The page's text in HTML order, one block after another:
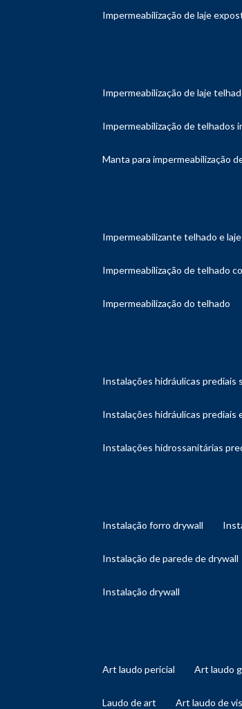
impermeabilização de laje
impermeabilização de laje
impermeabilização de telhados
manta para impermeabilização
impermeabilizante telhado e laje
impermeabilização de telhado
impermeabilização do telhado
instalações hidráulicas prediais
instalações hidráulicas prediais
instalações hidrossanitárias
instalação forro drywall
instalação de parede de drywall
instalação drywall
art laudo pericial art laudo
laudo de art art laudo de